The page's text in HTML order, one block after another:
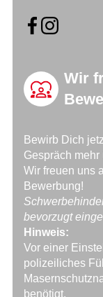
Wir
Bewirb Dich
Gespräch mehr
Wir freuen uns
Bewerbung!
bevorzugt
Hinweis:
Vor einer
polizeiliches
benötigt.